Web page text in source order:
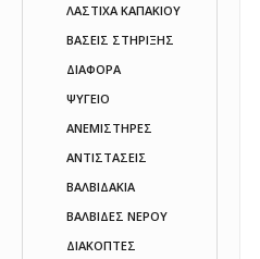
ΛΑΣΤΙΧΑ ΚΑΠΑΚΙΟΥ
ΒΑΣΕΙΣ ΣΤΗΡΙΞΗΣ
ΔΙΑΦΟΡΑ
ΨΥΓΕΙO
ΑΝΕΜΙΣΤΗΡΕΣ
ΑΝΤΙΣΤΑΣΕΙΣ
ΒΑΛΒΙΔΑΚΙΑ
ΒΑΛΒΙΔΕΣ ΝΕΡΟΥ
ΔΙΑΚΟΠΤΕΣ